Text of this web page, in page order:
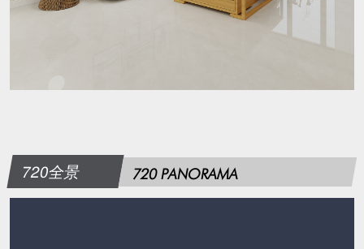
720全景 720 PANORAMA